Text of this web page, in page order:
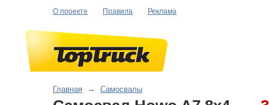
О проекте Правила Реклама
Главная → Самосвалы